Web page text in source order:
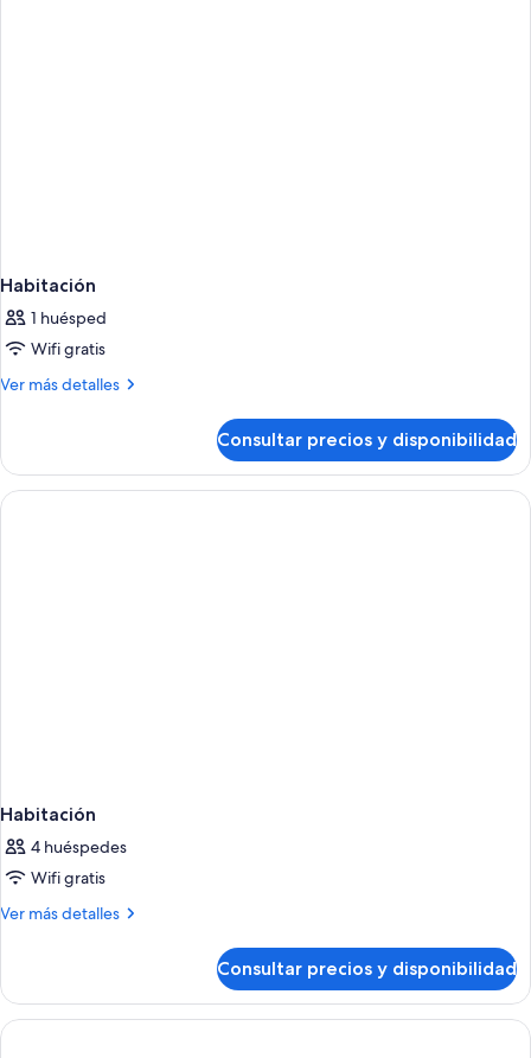
Habitación
1 huésped
Wifi gratis
Ver más detalles
Más
Consultar precios y disponibilidad
Habitación
4 huéspedes
Wifi gratis
Ver más detalles
Más
Consultar precios y disponibilidad